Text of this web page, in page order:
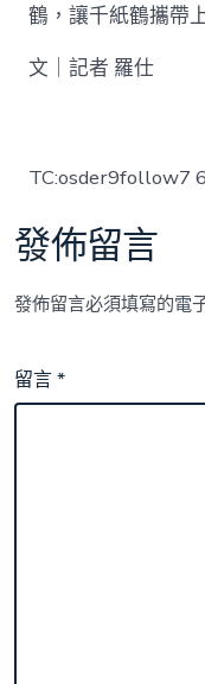
鶴，讓千紙鶴攜帶
文｜記者 羅仕
TC:osder9follow7
發佈留言
發佈留言必須填寫的電
留言*